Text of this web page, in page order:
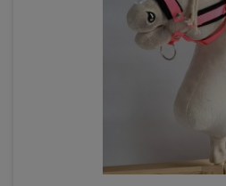
DO KOSZYKA